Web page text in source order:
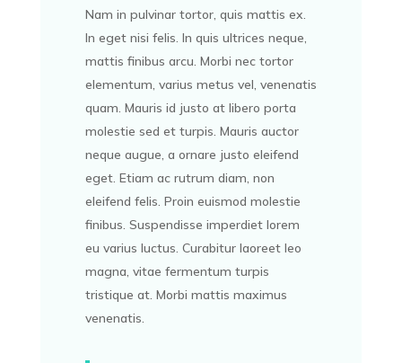
Nam in pulvinar tortor, quis mattis ex.
In eget nisi felis. In quis ultrices neque,
mattis finibus arcu. Morbi nec tortor
elementum, varius metus vel, venenatis
quam. Mauris id justo at libero porta
molestie sed et turpis. Mauris auctor
neque augue, a ornare justo eleifend
eget. Etiam ac rutrum diam, non
eleifend felis. Proin euismod molestie
finibus. Suspendisse imperdiet lorem
eu varius luctus. Curabitur laoreet leo
magna, vitae fermentum turpis
tristique at. Morbi mattis maximus
venenatis.